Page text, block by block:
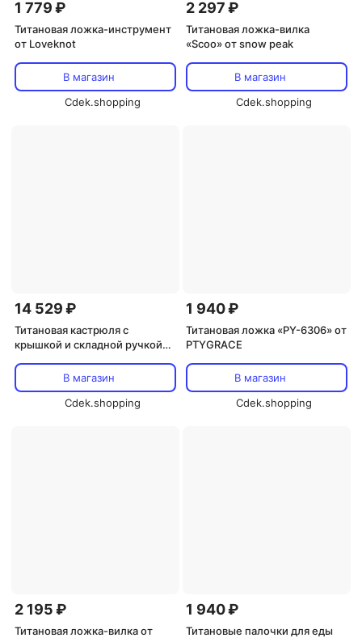
1 779 ₽
Титановая ложка-инструмент
от Loveknot
В магазин
Cdek.shopping
2 297 ₽
Титановая ложка-вилка
«Scoo» от snow peak
В магазин
Cdek.shopping
14 529 ₽
Титанoвая кастрюля с
крышкой и складной ручкой
В магазин
Cdek.shopping
1 940 ₽
Титановая ложка «PY-6306» от
PTYGRACE
В магазин
Cdek.shopping
2 195 ₽
Титановая ложка-вилка от
1 940 ₽
Титановые палочки для еды